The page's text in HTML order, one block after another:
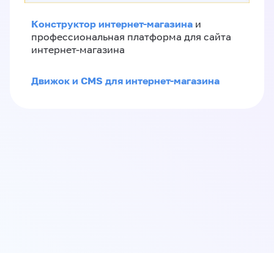
Конструктор интернет-магазина и
профессиональная платформа для сайта
интернет-магазина
Движок и CMS для интернет-магазина